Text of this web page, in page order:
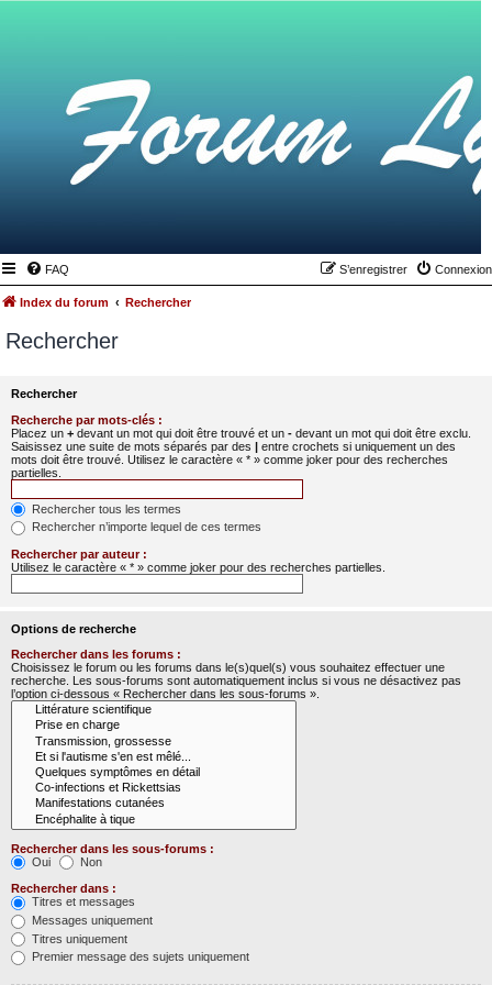
FAQ Connexion
S’enregistrer
Index du forum Rechercher
Rechercher
Rechercher
Recherche par mots-clés :
Placez un + devant un mot qui doit être trouvé et un - devant un mot qui doit être exclu.
Saisissez une suite de mots séparés par des | entre crochets si uniquement un des
mots doit être trouvé. Utilisez le caractère « * » comme joker pour des recherches
partielles.
Rechercher tous les termes
Rechercher n’importe lequel de ces termes
Rechercher par auteur :
Utilisez le caractère « * » comme joker pour des recherches partielles.
Options de recherche
Rechercher dans les forums :
Choisissez le forum ou les forums dans le(s)quel(s) vous souhaitez effectuer une
recherche. Les sous-forums sont automatiquement inclus si vous ne désactivez pas
l’option ci-dessous « Rechercher dans les sous-forums ».
Rechercher dans les sous-forums :
Oui
Non
Rechercher dans :
Titres et messages
Messages uniquement
Titres uniquement
Premier message des sujets uniquement